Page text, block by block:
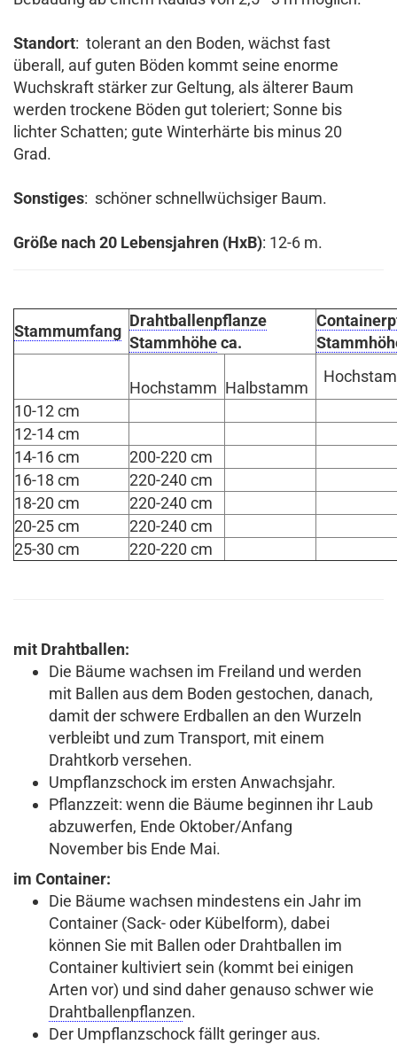
Standort: tolerant an den Boden, wächst fast
überall, auf guten Böden kommt seine enorme
Wuchskraft stärker zur Geltung, als älterer Baum
werden trockene Böden gut toleriert; Sonne bis
lichter Schatten; gute Winterhärte bis minus 20
Grad.
Sonstiges: schöner schnellwüchsiger Baum.
Größe nach 20 Lebensjahren (HxB): 12-6 m.
Stammumfang
Drahtballenpflanze
Stammhöheca.
Hochstamm Halbstamm
10-12 cm
12-14 cm
14-16 cm
200-220 cm
16-18 cm
220-240 cm
18-20 cm
220-240 cm
20-25 cm
220-240 cm
25-30 cm
220-220 cm
mit Drahtballen:
Die Bäume wachsen im Freiland und werden
mit Ballen aus dem Boden gestochen, danach,
damit der schwere Erdballen an den Wurzeln
verbleibt und zum Transport, mit einem
Drahtkorb versehen.
Umpflanzschock im ersten Anwachsjahr.
Pflanzzeit: wenn die Bäume beginnen ihr Laub
abzuwerfen, Ende Oktober/Anfang
November bis Ende Mai.
im Container:
Die Bäume wachsen mindestens ein Jahr im
Container (Sack- oder Kübelform), dabei
können Sie mit Ballen oder Drahtballen im
Container kultiviert sein (kommt bei einigen
Arten vor) und sind daher genauso schwer wie
Drahtballenpflanzen.
Der Umpflanzschock fällt geringer aus.